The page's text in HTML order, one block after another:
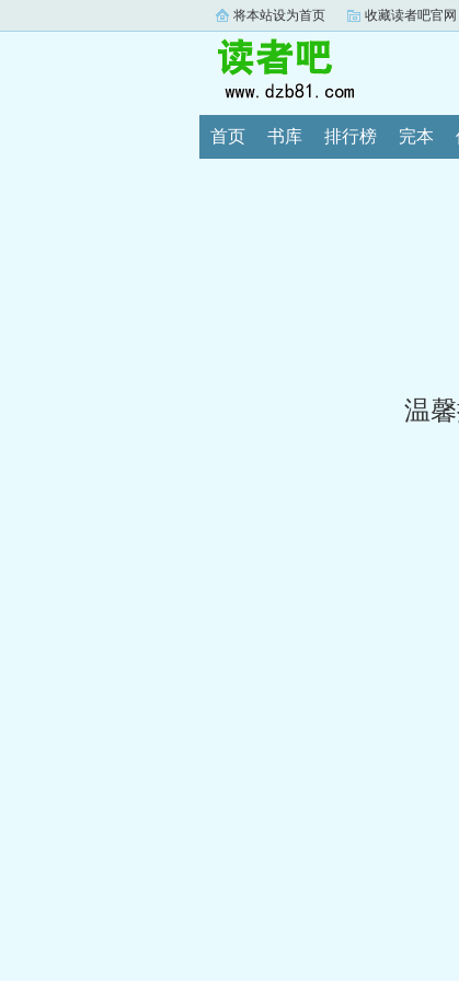
将本站设为首页 收藏读者吧官网
首页 书库 排行榜 完本
温